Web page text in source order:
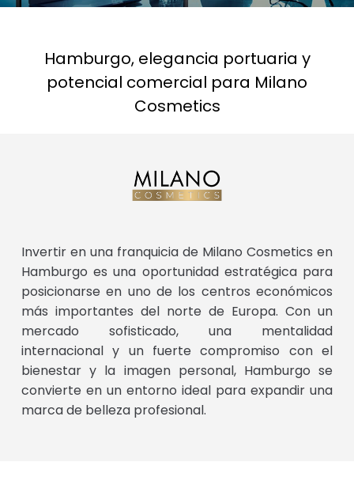
Hamburgo, elegancia portuaria y
potencial comercial para Milano
Cosmetics
Invertir en una franquicia de Milano Cosmetics en
Hamburgo es una oportunidad estratégica para
posicionarse en uno de los centros económicos
más importantes del norte de Europa. Con un
mercado sofisticado, una mentalidad
internacional y un fuerte compromiso con el
bienestar y la imagen personal, Hamburgo se
convierte en un entorno ideal para expandir una
marca de belleza profesional.